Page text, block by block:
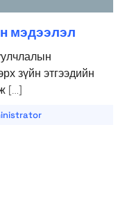
мэдээлэл
зүйн этгээдийн
[…]